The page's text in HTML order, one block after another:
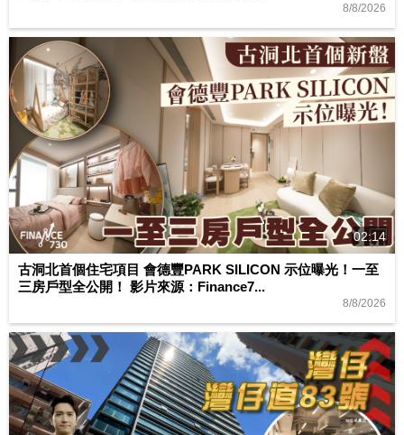
8/8/2026
02:14
古洞北首個住宅項目 會德豐PARK SILICON 示位曝光！一至
三房戶型全公開！ 影片來源：Finance7...
8/8/2026